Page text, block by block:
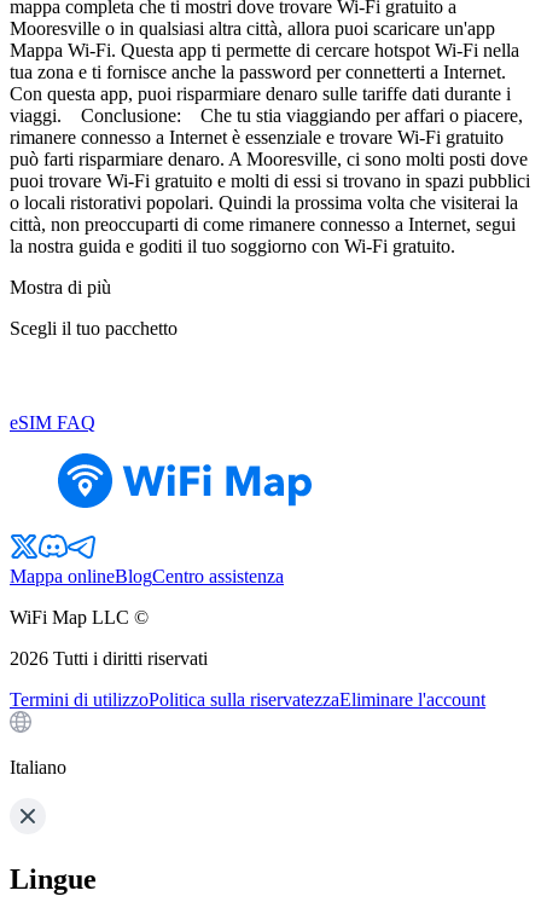
mappa completa che ti mostri dove trovare Wi-Fi gratuito a
Mooresville o in qualsiasi altra città, allora puoi scaricare un'app
Mappa Wi-Fi. Questa app ti permette di cercare hotspot Wi-Fi nella
tua zona e ti fornisce anche la password per connetterti a Internet.
Con questa app, puoi risparmiare denaro sulle tariffe dati durante i
viaggi. Conclusione: Che tu stia viaggiando per affari o piacere,
rimanere connesso a Internet è essenziale e trovare Wi-Fi gratuito
può farti risparmiare denaro. A Mooresville, ci sono molti posti dove
puoi trovare Wi-Fi gratuito e molti di essi si trovano in spazi pubblici
o locali ristorativi popolari. Quindi la prossima volta che visiterai la
città, non preoccuparti di come rimanere connesso a Internet, segui
la nostra guida e goditi il tuo soggiorno con Wi-Fi gratuito.
Mostra di più
Scegli il tuo pacchetto
eSIM FAQ
Mappa onlineBlogCentro assistenza
WiFi Map LLC ©
2026 Tutti i diritti riservati
Termini di utilizzoPolitica sulla riservatezzaEliminare l'account
Italiano
Lingue